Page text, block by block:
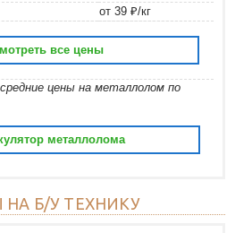
от 39 ₽/кг
все цены
цены на металлолом по
металлолома
НА Б/У ТЕХНИКУ